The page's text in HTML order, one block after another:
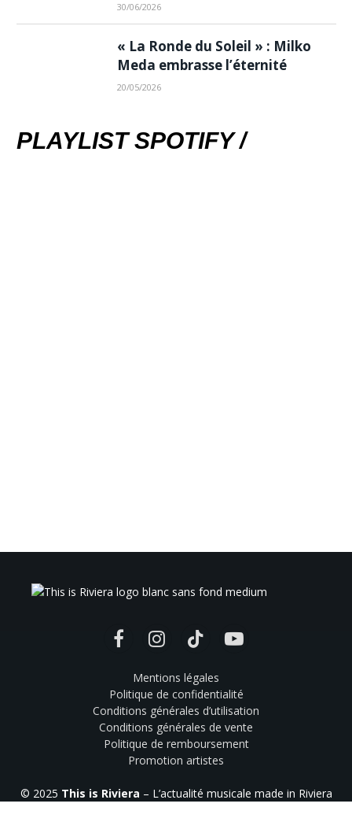
30/06/2026
« La Ronde du Soleil » : Milko
Meda embrasse l’éternité
20/05/2026
PLAYLIST SPOTIFY /
FacebookInstagramTikTok YouTube
Mentions légales
Politique de confidentialité
Conditions générales d’utilisation
Conditions générales de vente
Politique de remboursement
Promotion artistes
© 2025 This is Riviera – L’actualité musicale made in Riviera